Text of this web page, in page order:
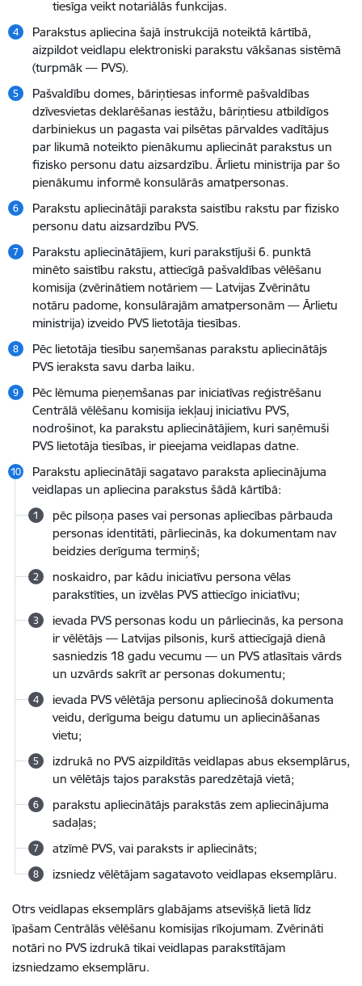
tiesīga veikt notariālās funkcijas.
Parakstus apliecina šajā instrukcijā noteiktā kārtībā,
aizpildot veidlapu elektroniski parakstu vākšanas sistēmā
(turpmāk — PVS).
Pašvaldību domes, bāriņtiesas informē pašvaldības
dzīvesvietas deklarēšanas iestāžu, bāriņtiesu atbildīgos
darbiniekus un pagasta vai pilsētas pārvaldes vadītājus
par likumā noteikto pienākumu apliecināt parakstus un
fizisko personu datu aizsardzību. Ārlietu ministrija par šo
pienākumu informē konsulārās amatpersonas.
Parakstu apliecinātāji paraksta saistību rakstu par fizisko
personu datu aizsardzību PVS.
Parakstu apliecinātājiem, kuri parakstījuši 6. punktā
minēto saistību rakstu, attiecīgā pašvaldības vēlēšanu
komisija (zvērinātiem notāriem — Latvijas Zvērinātu
notāru padome, konsulārajām amatpersonām — Ārlietu
ministrija) izveido PVS lietotāja tiesības.
Pēc lietotāja tiesību saņemšanas parakstu apliecinātājs
PVS ieraksta savu darba laiku.
Pēc lēmuma pieņemšanas par iniciatīvas reģistrēšanu
Centrālā vēlēšanu komisija iekļauj iniciatīvu PVS,
nodrošinot, ka parakstu apliecinātājiem, kuri saņēmuši
PVS lietotāja tiesības, ir pieejama veidlapas datne.
Parakstu apliecinātāji sagatavo paraksta apliecinājuma
veidlapas un apliecina parakstus šādā kārtībā:
pēc pilsoņa pases vai personas apliecības pārbauda
personas identitāti, pārliecinās, ka dokumentam nav
beidzies derīguma termiņš;
noskaidro, par kādu iniciatīvu persona vēlas
parakstīties, un izvēlas PVS attiecīgo iniciatīvu;
ievada PVS personas kodu un pārliecinās, ka persona
ir vēlētājs — Latvijas pilsonis, kurš attiecīgajā dienā
sasniedzis 18 gadu vecumu — un PVS atlasītais vārds
un uzvārds sakrīt ar personas dokumentu;
ievada PVS vēlētāja personu apliecinošā dokumenta
veidu, derīguma beigu datumu un apliecināšanas
vietu;
izdrukā no PVS aizpildītās veidlapas abus eksemplārus,
un vēlētājs tajos parakstās paredzētajā vietā;
parakstu apliecinātājs parakstās zem apliecinājuma
sadaļas;
atzīmē PVS, vai paraksts ir apliecināts;
izsniedz vēlētājam sagatavoto veidlapas eksemplāru.
Otrs veidlapas eksemplārs glabājams atsevišķā lietā līdz
īpašam Centrālās vēlēšanu komisijas rīkojumam. Zvērināti
notāri no PVS izdrukā tikai veidlapas parakstītājam
izsniedzamo eksemplāru.